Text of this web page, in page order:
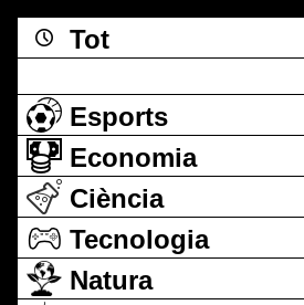
Tot
Esports
Economia
Ciència
Tecnologia
Natura